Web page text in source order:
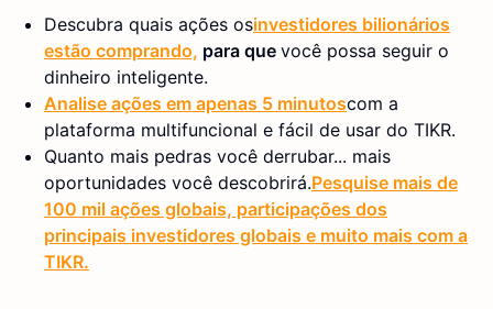
Descubra quais ações osinvestidores bilionários
estão comprando, para que você possa seguir o
dinheiro inteligente.
Analise ações em apenas 5 minutoscom a
plataforma multifuncional e fácil de usar do TIKR.
Quanto mais pedras você derrubar... mais
oportunidades você descobrirá.Pesquise mais de
100 mil ações globais, participações dos
principais investidores globais e muito mais com a
TIKR.